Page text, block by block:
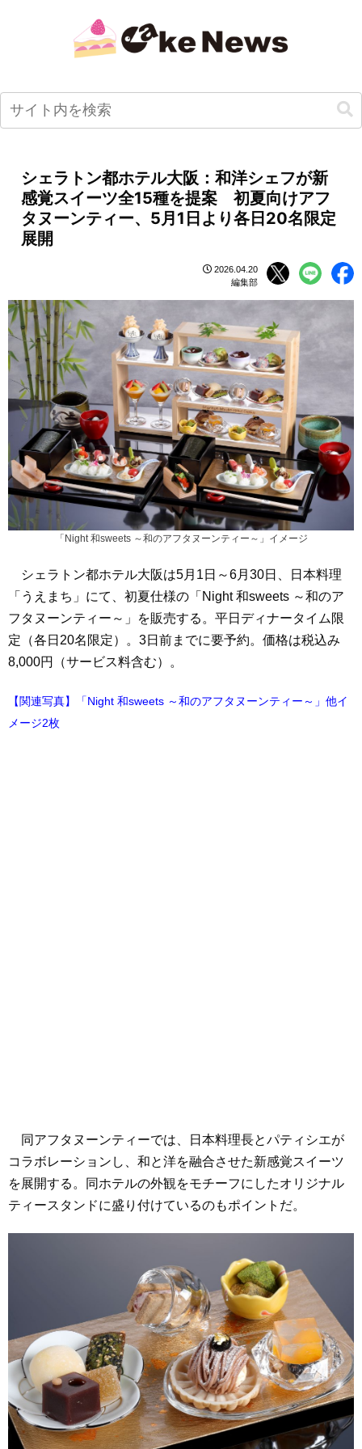
シェラトン都ホテル大阪：和洋シェフが新
感覚スイーツ全15種を提案 初夏向けアフ
タヌーンティー、5月1日より各日20名限定
展開
2026.04.20
編集部
「Night 和sweets ～和のアフタヌーンティー～」イメージ
シェラトン都ホテル大阪は5月1日～6月30日、日本料理
「うえまち」にて、初夏仕様の「Night 和sweets ～和のア
フタヌーンティー～」を販売する。平日ディナータイム限
定（各日20名限定）。3日前までに要予約。価格は税込み
8,000円（サービス料含む）。
【関連写真】「Night 和sweets ～和のアフタヌーンティー～」他イ
メージ2枚
同アフタヌーンティーでは、日本料理長とパティシエが
コラボレーションし、和と洋を融合させた新感覚スイーツ
を展開する。同ホテルの外観をモチーフにしたオリジナル
ティースタンドに盛り付けているのもポイントだ。